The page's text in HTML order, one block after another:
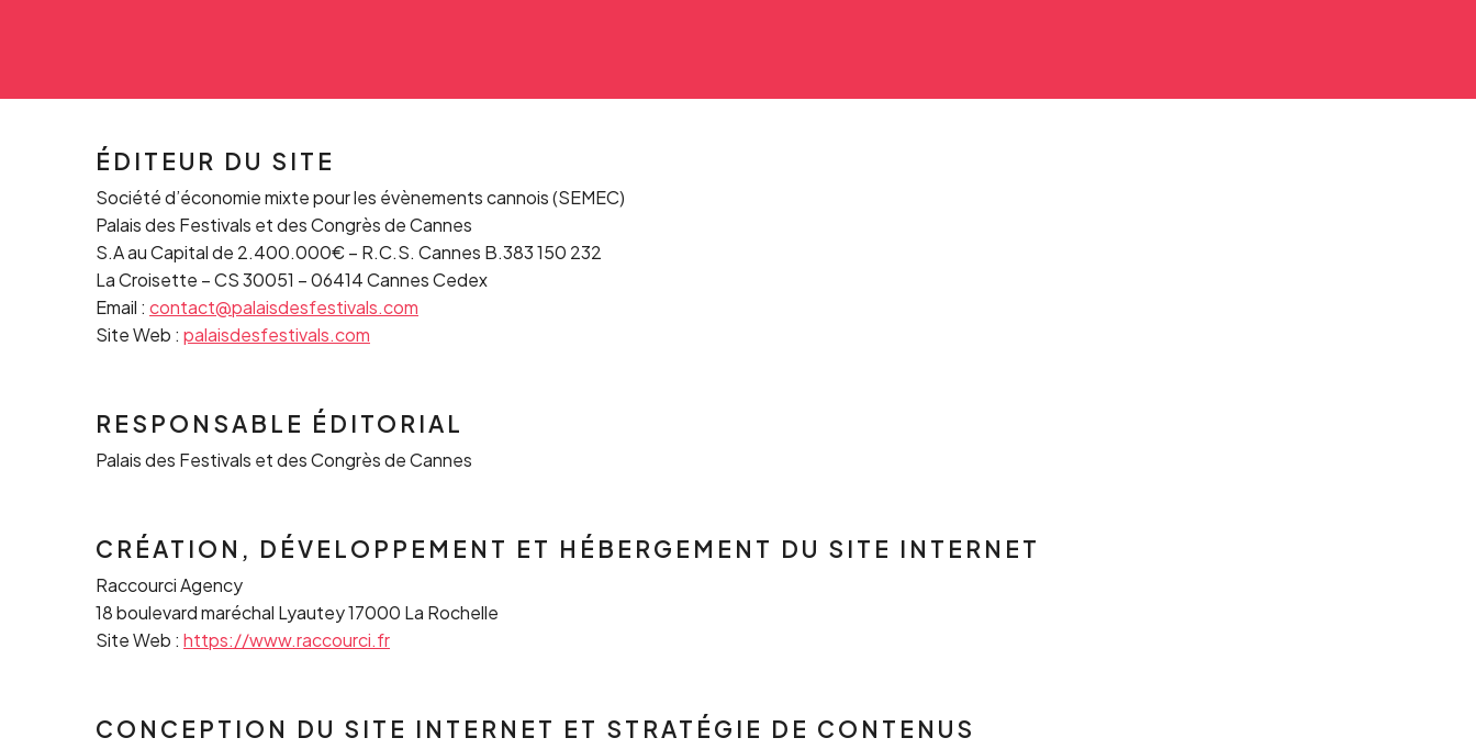
ÉDITEUR DU SITE
Société d’économie mixte pour les évènements cannois (SEMEC)
Palais des Festivals et des Congrès de Cannes
S.A au Capital de 2.400.000€ – R.C.S. Cannes B.383 150 232
La Croisette – CS 30051 – 06414 Cannes Cedex
Email : contact@palaisdesfestivals.com
Site Web : palaisdesfestivals.com
RESPONSABLE ÉDITORIAL
Palais des Festivals et des Congrès de Cannes
CRÉATION, DÉVELOPPEMENT ET HÉBERGEMENT DU SITE INTERNET
Raccourci Agency
18 boulevard maréchal Lyautey 17000 La Rochelle
Site Web : https://www.raccourci.fr
CONCEPTION DU SITE INTERNET ET STRATÉGIE DE CONTENUS